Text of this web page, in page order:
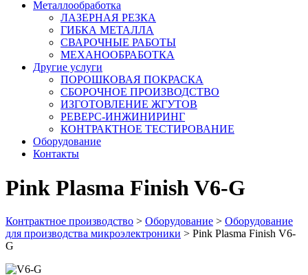
Металлообработка
ЛАЗЕРНАЯ РЕЗКА
ГИБКА МЕТАЛЛА
СВАРОЧНЫЕ РАБОТЫ
МЕХАНООБРАБОТКА
Другие услуги
ПОРОШКОВАЯ ПОКРАСКА
СБОРОЧНОЕ ПРОИЗВОДСТВО
ИЗГОТОВЛЕНИЕ ЖГУТОВ
РЕВЕРС-ИНЖИНИРИНГ
КОНТРАКТНОЕ ТЕСТИРОВАНИЕ
Оборудование
Контакты
Pink Plasma Finish V6-G
Контрактное производство > Оборудование > Оборудование
для производства микроэлектроники > Pink Plasma Finish V6-
G